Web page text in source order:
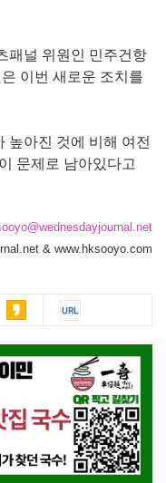
패널 위원인 민주건항
이번 새로운 조치를
높아진 것에 비해 여전
문제로 남아있다고
& www.hksooyo.com